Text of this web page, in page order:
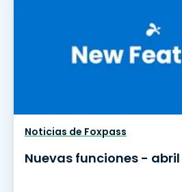
Noticias de Foxpass
Nuevas funciones - abril